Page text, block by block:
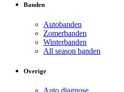
Banden
Autobanden
Zomerbanden
Winterbanden
All season banden
Overige
Auto diagnose